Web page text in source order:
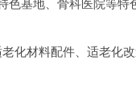
色基地、骨科医院等特
化材料配件、适老化